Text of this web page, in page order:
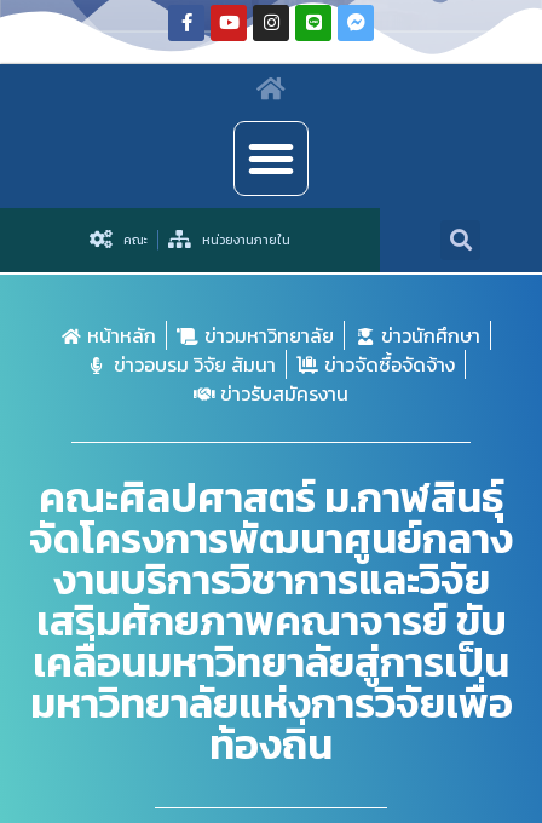
คณะ หน่วยงานภายใน
หน้าหลัก ข่าวมหาวิทยาลัย
ข่าวนักศึกษา
ข่าวอบรม วิจัย สัมนา
ข่าวจัดซื้อจัดจ้าง
ข่าวรับสมัครงาน
คณะศิลปศาสตร์ ม.กาฬสินธุ์
จัดโครงการพัฒนาศูนย์กลาง
งานบริการวิชาการและวิจัย
เสริมศักยภาพคณาจารย์ ขับ
เคลื่อนมหาวิทยาลัยสู่การเป็น
มหาวิทยาลัยแห่งการวิจัยเพื่อ
ท้องถิ่น